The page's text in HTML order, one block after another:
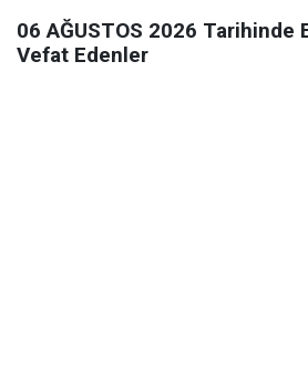
06 AĞUSTOS 2026 Tarihinde
Vefat Edenler